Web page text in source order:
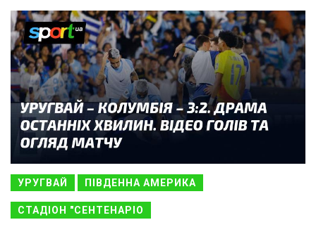
УРУГВАЙ ПІВДЕННА АМЕРИКА
СТАДІОН "СЕНТЕНАРІО